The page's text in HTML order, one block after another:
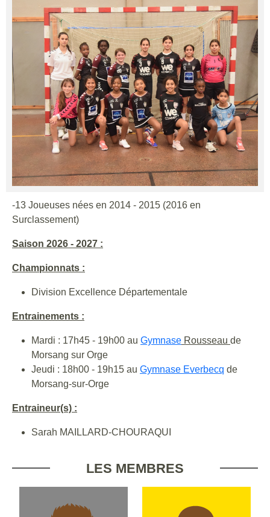
-13 Joueuses nées en 2014 - 2015 (2016 en
Surclassement)
Saison 2026 - 2027 :
Championnats :
Division Excellence Départementale
Entrainements :
Mardi : 17h45 - 19h00 au Gymnase Rousseau de
Morsang sur Orge
Jeudi : 18h00 - 19h15 au Gymnase Everbecq de
Morsang-sur-Orge
Entraineur(s) :
Sarah MAILLARD-CHOURAQUI
LES MEMBRES